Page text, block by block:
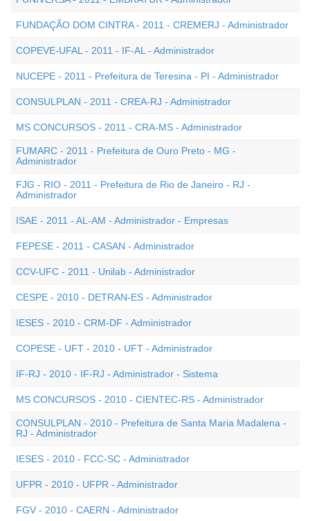
FUNDAÇÃO DOM CINTRA - 2011 - CREMERJ - Administrador
COPEVE-UFAL - 2011 - IF-AL - Administrador
NUCEPE - 2011 - Prefeitura de Teresina - PI - Administrador
CONSULPLAN - 2011 - CREA-RJ - Administrador
MS CONCURSOS - 2011 - CRA-MS - Administrador
FUMARC - 2011 - Prefeitura de Ouro Preto - MG -
Administrador
FJG - RIO - 2011 - Prefeitura de Rio de Janeiro - RJ -
Administrador
ISAE - 2011 - AL-AM - Administrador - Empresas
FEPESE - 2011 - CASAN - Administrador
CCV-UFC - 2011 - Unilab - Administrador
CESPE - 2010 - DETRAN-ES - Administrador
IESES - 2010 - CRM-DF - Administrador
COPESE - UFT - 2010 - UFT - Administrador
IF-RJ - 2010 - IF-RJ - Administrador - Sistema
MS CONCURSOS - 2010 - CIENTEC-RS - Administrador
CONSULPLAN - 2010 - Prefeitura de Santa Maria Madalena -
RJ - Administrador
IESES - 2010 - FCC-SC - Administrador
UFPR - 2010 - UFPR - Administrador
FGV - 2010 - CAERN - Administrador